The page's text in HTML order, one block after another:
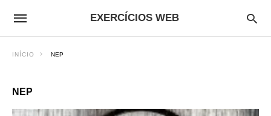
EXERCÍCIOS WEB
INÍCIO NEP
NEP